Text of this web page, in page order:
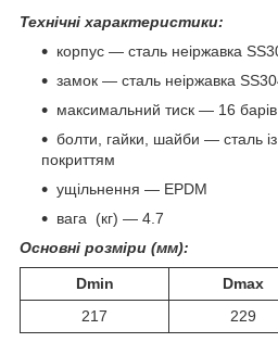
Технічні характеристики:
корпус — сталь неіржавка
замок — сталь неіржавка
максимальний тиск — 16 барів
болти, гайки, шайби — сталь із
покриттям
ущільнення — EPDM
вага (кг) — 4.7
Основні розміри (мм):
Dmin Dmax
217
229